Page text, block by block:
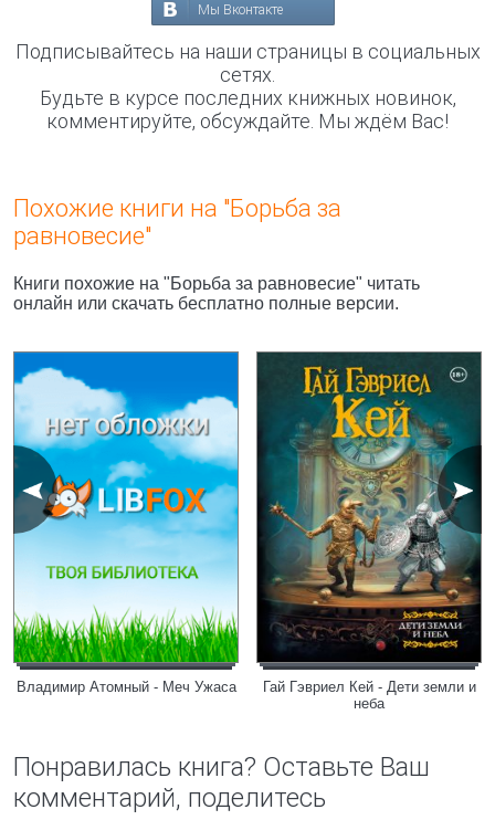
Мы Вконтакте
Подписывайтесь на наши страницы в социальных
сетях.
Будьте в курсе последних книжных новинок,
комментируйте, обсуждайте. Мы ждём Вас!
Похожие книги на "Борьба за
равновесие"
Книги похожие на "Борьба за равновесие" читать
онлайн или скачать бесплатно полные версии.
Владимир Атомный - Меч Ужаса
Гай Гэвриел Кей - Дети земли и
неба
Понравилась книга? Оставьте Ваш
комментарий, поделитесь